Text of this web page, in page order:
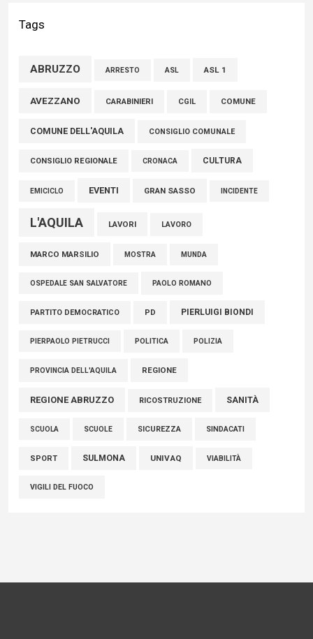
della comunità»
Marcinelle, Verrecchia (FdI): "Un minuto di raccoglimento in
connazionali tra cui molti abruzzesi"
06 Agosto 2026
Tags
ABRUZZO ARRESTO ASL ASL 1
AVEZZANO CARABINIERI CGIL COMUNE
COMUNE DELL'AQUILA CONSIGLIO COMUNALE
CONSIGLIO REGIONALE CRONACA CULTURA
EMICICLO EVENTI GRAN SASSO INCIDENTE
L'AQUILA LAVORI LAVORO
MARCO MARSILIO MOSTRA MUNDA
OSPEDALE SAN SALVATORE PAOLO ROMANO
PARTITO DEMOCRATICO PD PIERLUIGI BIONDI
PIERPAOLO PIETRUCCI POLITICA POLIZIA
PROVINCIA DELL'AQUILA REGIONE
REGIONE ABRUZZO RICOSTRUZIONE SANITÀ
SCUOLA SCUOLE SICUREZZA SINDACATI
SPORT SULMONA UNIVAQ VIABILITÀ
VIGILI DEL FUOCO